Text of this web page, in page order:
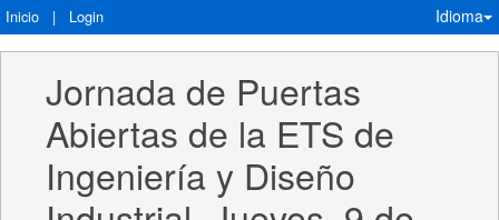
Inicio | Login Idioma
Jornada de Puertas
Abiertas de la ETS de
Ingeniería y Diseño